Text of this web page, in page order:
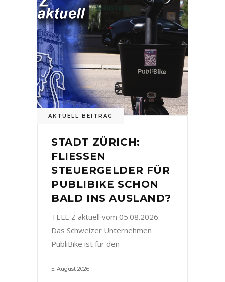
AKTUELL BEITRAG
STADT ZÜRICH:
FLIESSEN
STEUERGELDER FÜR
PUBLIBIKE SCHON
BALD INS AUSLAND?
TELE Z aktuell vom 05.08.2026:
Das Schweizer Unternehmen
PubliBike ist für den
5. August 2026